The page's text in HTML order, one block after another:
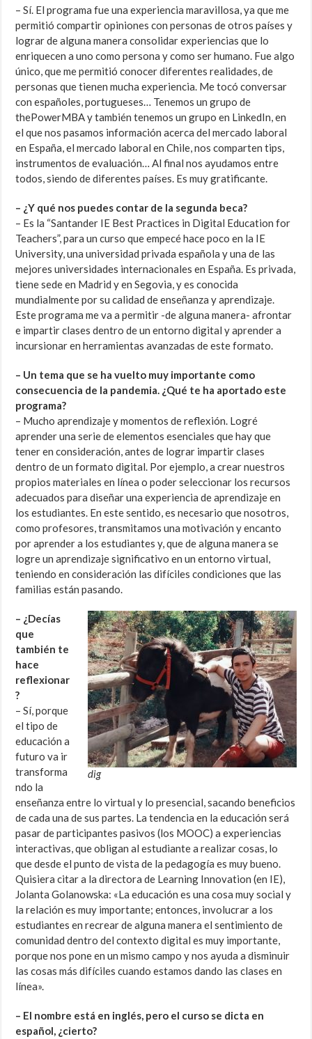
– Sí. El programa fue una experiencia maravillosa, ya que me
permitió compartir opiniones con personas de otros países y
lograr de alguna manera consolidar experiencias que lo
enriquecen a uno como persona y como ser humano. Fue algo
único, que me permitió conocer diferentes realidades, de
personas que tienen mucha experiencia. Me tocó conversar
con españoles, portugueses… Tenemos un grupo de
thePowerMBA y también tenemos un grupo en LinkedIn, en
el que nos pasamos información acerca del mercado laboral
en España, el mercado laboral en Chile, nos comparten tips,
instrumentos de evaluación… Al final nos ayudamos entre
todos, siendo de diferentes países. Es muy gratificante.
– ¿Y qué nos puedes contar de la segunda beca?
– Es la “Santander IE Best Practices in Digital Education for
Teachers”, para un curso que empecé hace poco en la IE
University, una universidad privada española y una de las
mejores universidades internacionales en España. Es privada,
tiene sede en Madrid y en Segovia, y es conocida
mundialmente por su calidad de enseñanza y aprendizaje.
Este programa me va a permitir -de alguna manera- afrontar
e impartir clases dentro de un entorno digital y aprender a
incursionar en herramientas avanzadas de este formato.
– Un tema que se ha vuelto muy importante como
consecuencia de la pandemia. ¿Qué te ha aportado este
programa?
– Mucho aprendizaje y momentos de reflexión. Logré
aprender una serie de elementos esenciales que hay que
tener en consideración, antes de lograr impartir clases
dentro de un formato digital. Por ejemplo, a crear nuestros
propios materiales en línea o poder seleccionar los recursos
adecuados para diseñar una experiencia de aprendizaje en
los estudiantes. En este sentido, es necesario que nosotros,
como profesores, transmitamos una motivación y encanto
por aprender a los estudiantes y, que de alguna manera se
logre un aprendizaje significativo en un entorno virtual,
teniendo en consideración las difíciles condiciones que las
familias están pasando.
dig
– ¿Decías
que
también te
hace
reflexionar
?
– Sí, porque
el tipo de
educación a
futuro va ir
transforma
ndo la
enseñanza entre lo virtual y lo presencial, sacando beneficios
de cada una de sus partes. La tendencia en la educación será
pasar de participantes pasivos (los MOOC) a experiencias
interactivas, que obligan al estudiante a realizar cosas, lo
que desde el punto de vista de la pedagogía es muy bueno.
Quisiera citar a la directora de Learning Innovation (en IE),
Jolanta Golanowska: «La educación es una cosa muy social y
la relación es muy importante; entonces, involucrar a los
estudiantes en recrear de alguna manera el sentimiento de
comunidad dentro del contexto digital es muy importante,
porque nos pone en un mismo campo y nos ayuda a disminuir
las cosas más difíciles cuando estamos dando las clases en
línea».
– El nombre está en inglés, pero el curso se dicta en
español, ¿cierto?